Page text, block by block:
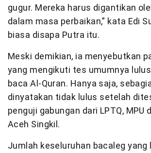
gugur. Mereka harus digantikan
dalam masa perbaikan,” kata Edi
biasa disapa Putra itu.
Meski demikian, ia menyebutkan
yang mengikuti tes umumnya
baca Al-Quran. Hanya saja,
dinyatakan tidak lulus setelah
penguji gabungan dari LPTQ, MPU
Aceh Singkil.
Jumlah keseluruhan bacaleg yang